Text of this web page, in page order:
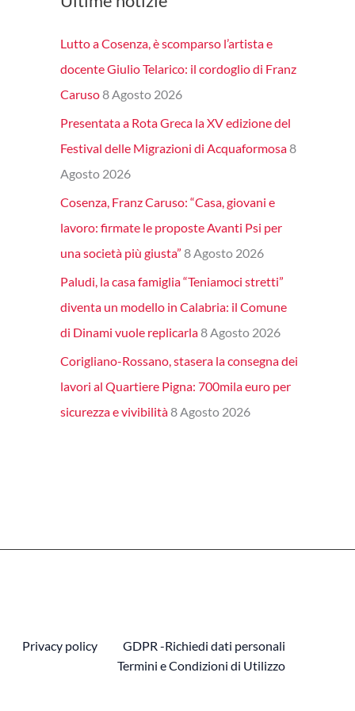
Lutto a Cosenza, è scomparso l’artista e
docente Giulio Telarico: il cordoglio di Franz
Caruso8 Agosto 2026
Presentata a Rota Greca la XV edizione del
Festival delle Migrazioni di Acquaformosa8
Agosto 2026
Cosenza, Franz Caruso: “Casa, giovani e
lavoro: firmate le proposte Avanti Psi per
una società più giusta” 8 Agosto 2026
Paludi, la casa famiglia “Teniamoci stretti”
diventa un modello in Calabria: il Comune
di Dinami vuole replicarla8 Agosto 2026
Corigliano-Rossano, stasera la consegna dei
lavori al Quartiere Pigna: 700mila euro per
sicurezza e vivibilità8 Agosto 2026
Privacy policy
GDPR -Richiedi dati personali
Termini e Condizioni di Utilizzo